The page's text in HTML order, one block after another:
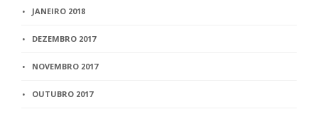
JANEIRO 2018
DEZEMBRO 2017
NOVEMBRO 2017
OUTUBRO 2017